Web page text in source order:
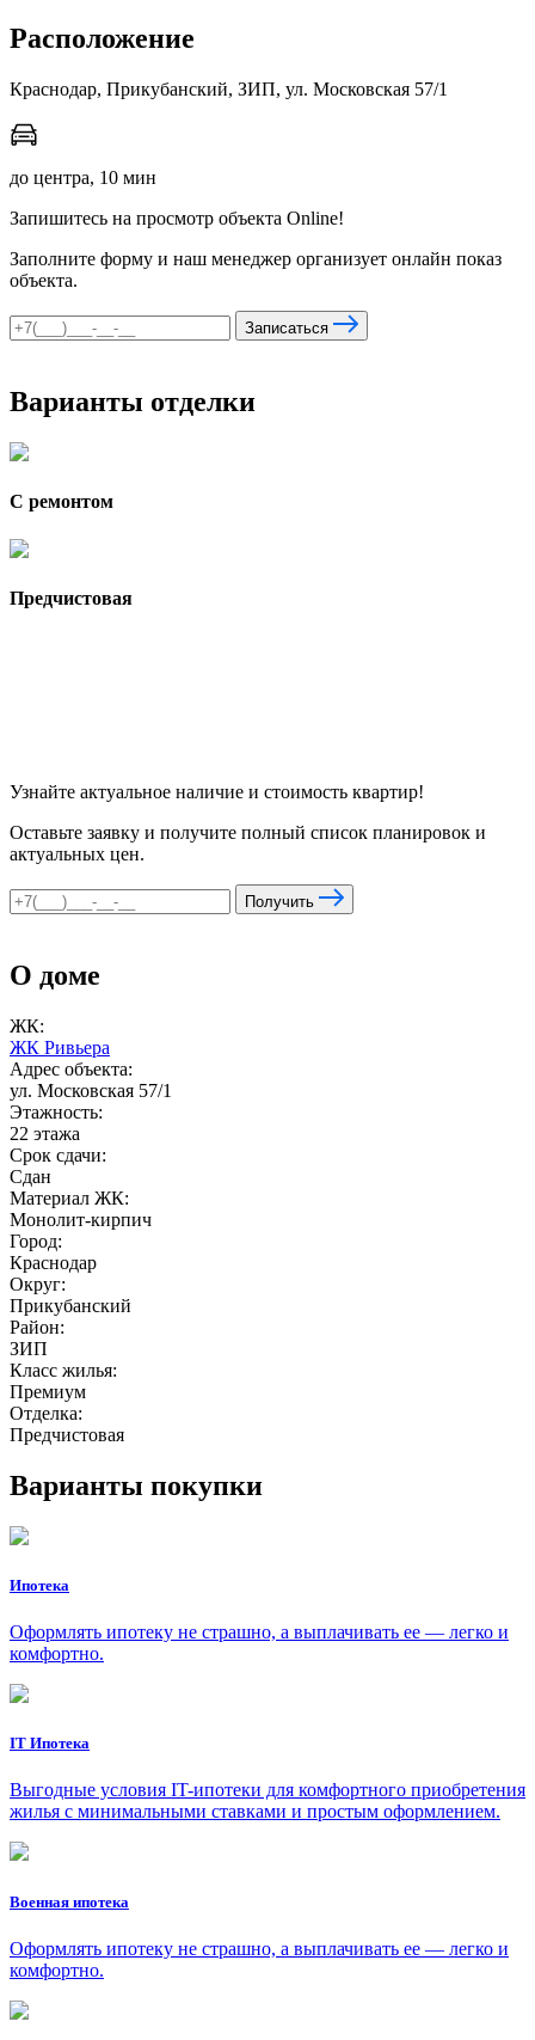
Расположение
Краснодар, Прикубанский, ЗИП, ул. Московская 57/1
до центра, 10 мин
Запишитесь на просмотр объекта Online!
Заполните форму и наш менеджер организует онлайн показ
объекта.
Записаться
Варианты отделки
С ремонтом
Предчистовая
Узнайте актуальное наличие и стоимость квартир!
Оставьте заявку и получите полный список планировок и
актуальных цен.
Получить
О доме
ЖК:
ЖК Ривьера
Адрес объекта:
ул. Московская 57/1
Этажность:
22 этажа
Срок сдачи:
Сдан
Материал ЖК:
Монолит-кирпич
Город:
Краснодар
Округ:
Прикубанский
Район:
ЗИП
Класс жилья:
Премиум
Отделка:
Предчистовая
Варианты покупки
Ипотека
Оформлять ипотеку не страшно, а выплачивать ее — легко и
комфортно.
IT Ипотека
Выгодные условия IT-ипотеки для комфортного приобретения
жилья с минимальными ставками и простым оформлением.
Военная ипотека
Оформлять ипотеку не страшно, а выплачивать ее — легко и
комфортно.